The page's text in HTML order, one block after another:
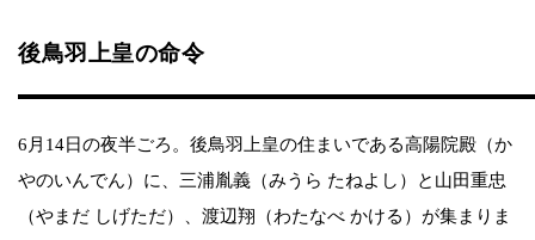
後鳥羽上皇の命令
6月14日の夜半ごろ。後鳥羽上皇の住まいである高陽院殿（か
やのいんでん）に、三浦胤義（みうら たねよし）と山田重忠
（やまだ しげただ）、渡辺翔（わたなべ かける）が集まりま